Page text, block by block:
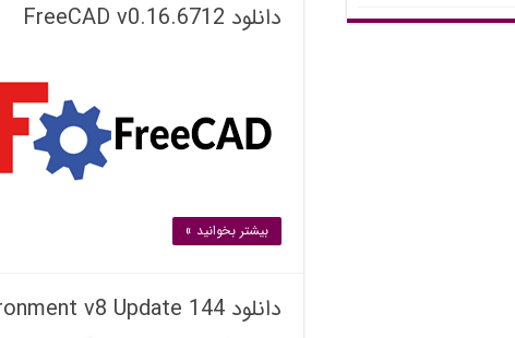
دانلود FreeCAD v0.16.6712
بیشتر بخوانید »
دانلود Java Runtime Environment v8 Update 144